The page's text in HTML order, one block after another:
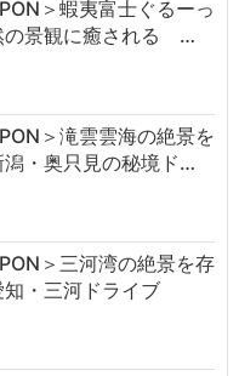
＞蝦夷富士ぐるーっ
の景観に癒される …
＞滝雲雲海の絶景を
・奥只見の秘境ド…
＞三河湾の絶景を存
・三河ドライブ